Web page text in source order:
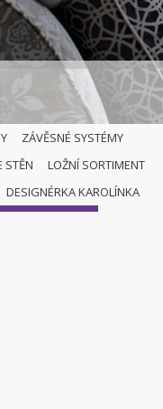
ZÁVĚSNÉ SYSTÉMY
STĚN
LOŽNÍ SORTIMENT
DESIGNÉRKA KAROLÍNKA